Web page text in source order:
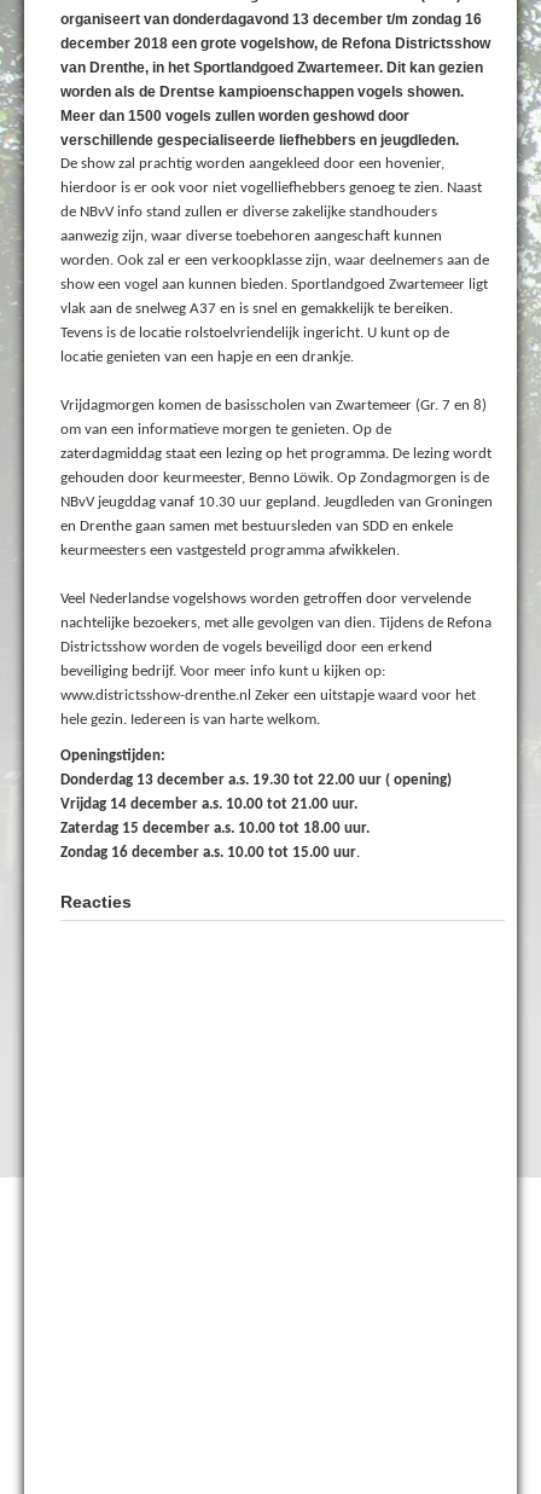
organiseert van donderdagavond 13 december t/m zondag 16
december 2018 een grote vogelshow, de Refona Districtsshow
van Drenthe, in het Sportlandgoed Zwartemeer. Dit kan gezien
worden als de Drentse kampioenschappen vogels showen.
Meer dan 1500 vogels zullen worden geshowd door
verschillende gespecialiseerde liefhebbers en jeugdleden.
De show zal prachtig worden aangekleed door een hovenier,
hierdoor is er ook voor niet vogelliefhebbers genoeg te zien. Naast
de NBvV info stand zullen er diverse zakelijke standhouders
aanwezig zijn, waar diverse toebehoren aangeschaft kunnen
worden. Ook zal er een verkoopklasse zijn, waar deelnemers aan de
show een vogel aan kunnen bieden. Sportlandgoed Zwartemeer ligt
vlak aan de snelweg A37 en is snel en gemakkelijk te bereiken.
Tevens is de locatie rolstoelvriendelijk ingericht. U kunt op de
locatie genieten van een hapje en een drankje.
Vrijdagmorgen komen de basisscholen van Zwartemeer (Gr. 7 en 8)
om van een informatieve morgen te genieten. Op de
zaterdagmiddag staat een lezing op het programma. De lezing wordt
gehouden door keurmeester, Benno Löwik. Op Zondagmorgen is de
NBvV jeugddag vanaf 10.30 uur gepland. Jeugdleden van Groningen
en Drenthe gaan samen met bestuursleden van SDD en enkele
keurmeesters een vastgesteld programma afwikkelen.
Veel Nederlandse vogelshows worden getroffen door vervelende
nachtelijke bezoekers, met alle gevolgen van dien. Tijdens de Refona
Districtsshow worden de vogels beveiligd door een erkend
beveiliging bedrijf. Voor meer info kunt u kijken op:
www.districtsshow-drenthe.nl Zeker een uitstapje waard voor het
hele gezin. Iedereen is van harte welkom.
Openingstijden:
Donderdag 13 december a.s. 19.30 tot 22.00 uur ( opening)
Vrijdag 14 december a.s. 10.00 tot 21.00 uur.
Zaterdag 15 december a.s. 10.00 tot 18.00 uur.
Zondag 16 december a.s. 10.00 tot 15.00 uur.
Reacties